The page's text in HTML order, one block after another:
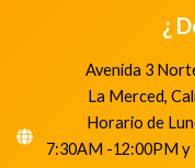
¿
Avenida 3
La Merced,
Horario de
7:30AM -12:00PM